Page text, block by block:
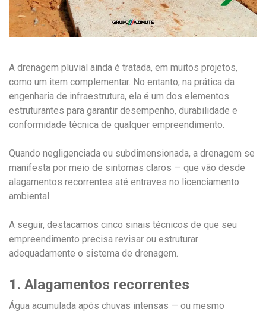
A drenagem pluvial ainda é tratada, em muitos projetos,
como um item complementar. No entanto, na prática da
engenharia de infraestrutura, ela é um dos elementos
estruturantes para garantir desempenho, durabilidade e
conformidade técnica de qualquer empreendimento.
Quando negligenciada ou subdimensionada, a drenagem se
manifesta por meio de sintomas claros — que vão desde
alagamentos recorrentes até entraves no licenciamento
ambiental.
A seguir, destacamos cinco sinais técnicos de que seu
empreendimento precisa revisar ou estruturar
adequadamente o sistema de drenagem.
1. Alagamentos recorrentes
Água acumulada após chuvas intensas — ou mesmo